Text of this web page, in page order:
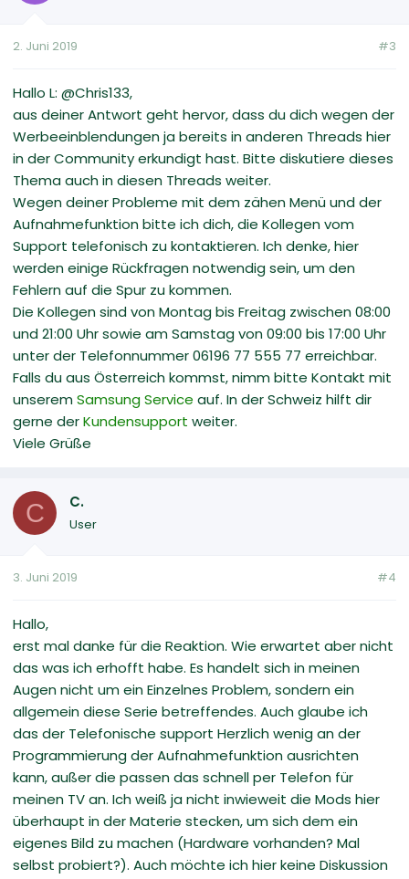
2. Juni 2019 #3
Hallo L: @Chris133,
aus deiner Antwort geht hervor, dass du dich wegen der
Werbeeinblendungen ja bereits in anderen Threads hier
in der Community erkundigt hast. Bitte diskutiere dieses
Thema auch in diesen Threads weiter.
Wegen deiner Probleme mit dem zähen Menü und der
Aufnahmefunktion bitte ich dich, die Kollegen vom
Support telefonisch zu kontaktieren. Ich denke, hier
werden einige Rückfragen notwendig sein, um den
Fehlern auf die Spur zu kommen.
Die Kollegen sind von Montag bis Freitag zwischen 08:00
und 21:00 Uhr sowie am Samstag von 09:00 bis 17:00 Uhr
unter der Telefonnummer 06196 77 555 77 erreichbar.
Falls du aus Österreich kommst, nimm bitte Kontakt mit
unseremSamsung Service auf. In der Schweiz hilft dir
gerne derKundensupport weiter.
Viele Grüße
C C.
User
3. Juni 2019 #4
Hallo,
erst mal danke für die Reaktion. Wie erwartet aber nicht
das was ich erhofft habe. Es handelt sich in meinen
Augen nicht um ein Einzelnes Problem, sondern ein
allgemein diese Serie betreffendes. Auch glaube ich
das der Telefonische support Herzlich wenig an der
Programmierung der Aufnahmefunktion ausrichten
kann, außer die passen das schnell per Telefon für
meinen TV an. Ich weiß ja nicht inwieweit die Mods hier
überhaupt in der Materie stecken, um sich dem ein
eigenes Bild zu machen (Hardware vorhanden? Mal
selbst probiert?). Auch möchte ich hier keine Diskussion